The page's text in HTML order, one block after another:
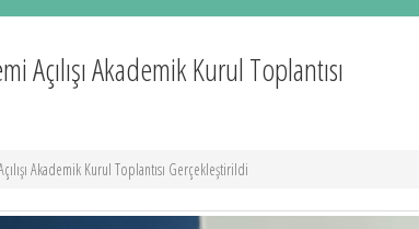
Açılışı Akademik Kurul Toplantısı
Akademik Kurul Toplantısı Gerçekleştirildi